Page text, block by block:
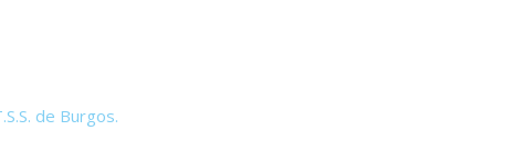
de Burgos.